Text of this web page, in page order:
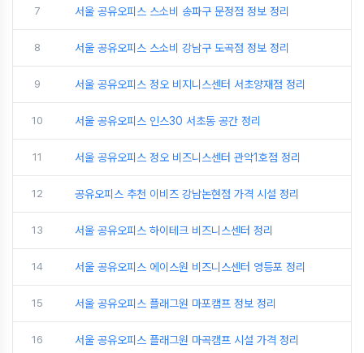
7 서울 공유오피스 스소비 송파구 문정점 정보 정리
8 서울 공유오피스 스소비 강남구 도곡점 정보 정리
9 서울 공유오피스 정오 비지니스센터 서초양재점 정리
10 서울 공유오피스 인스30 서초동 공간 정리
11 서울 공유오피스 정오 비즈니스센터 관악1호점 정리
12 공유오피스 추천 이비즈 강남논현점 가격 시설 정리
13 서울 공유오피스 하이테크 비즈니스센터 정리
14 서울 공유오피스 에이스원 비즈니스센터 영등포 정리
15 서울 공유오피스 플래그원 마포캠프 정보 정리
16 서울 공유오피스 플래그원 마곡캠프 시설 가격 정리